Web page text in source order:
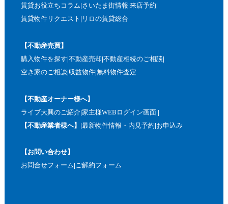
賃貸お役立ちコラム さいたま街情報 来店予約
賃貸物件リクエスト リロの賃貸総合
【不動産売買】
購入物件を探す 不動産売却 不動産相続のご相談
空き家のご相談 収益物件 無料物件査定
【不動産オーナー様へ】
ライブ大興のご紹介 家主様WEBログイン画面
【不動産業者様へ】
最新物件情報・内見予約 お申込み
【お問い合わせ】
お問合せフォーム ご解約フォーム